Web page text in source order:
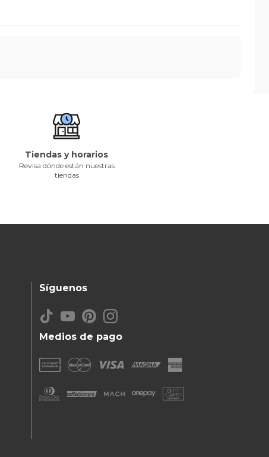
Tiendas y horarios
Revisa dónde están nuestras
tiendas
Medios de pago
Síguenos